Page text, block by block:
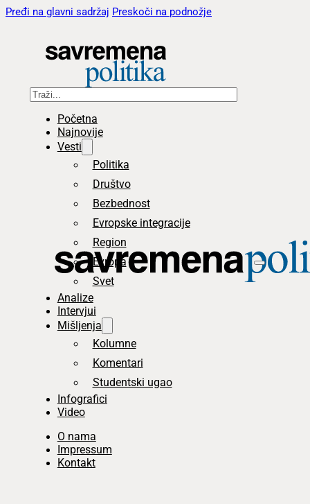
Pređi na glavni sadržaj Preskoči na podnožje
Pretraga
Početna
Najnovije
Vesti
Politika
Društvo
Bezbednost
Evropske integracije
Region
Evropa
Svet
Analize
Intervjui
Mišljenja
Kolumne
Komentari
Studentski ugao
Infografici
Video
O nama
Impressum
Kontakt